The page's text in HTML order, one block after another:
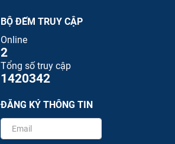
BỘ ĐẾM TRUY CẬP
Online
2
Tổng số truy cập
1420342
ĐĂNG KÝ THÔNG TIN